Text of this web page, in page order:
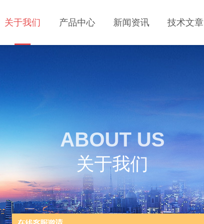
关于我们 产品中心 新闻资讯 技术文章
ABOUT US
关于我们